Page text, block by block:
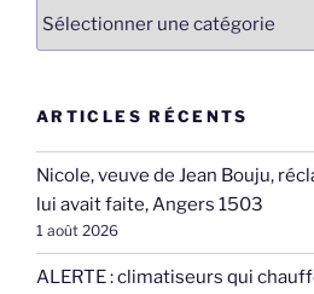
ARTICLES RÉCENTS
Nicole, veuve de Jean Bouju,
lui avait faite, Angers 1503
1 août 2026
ALERTE : climatiseurs qui